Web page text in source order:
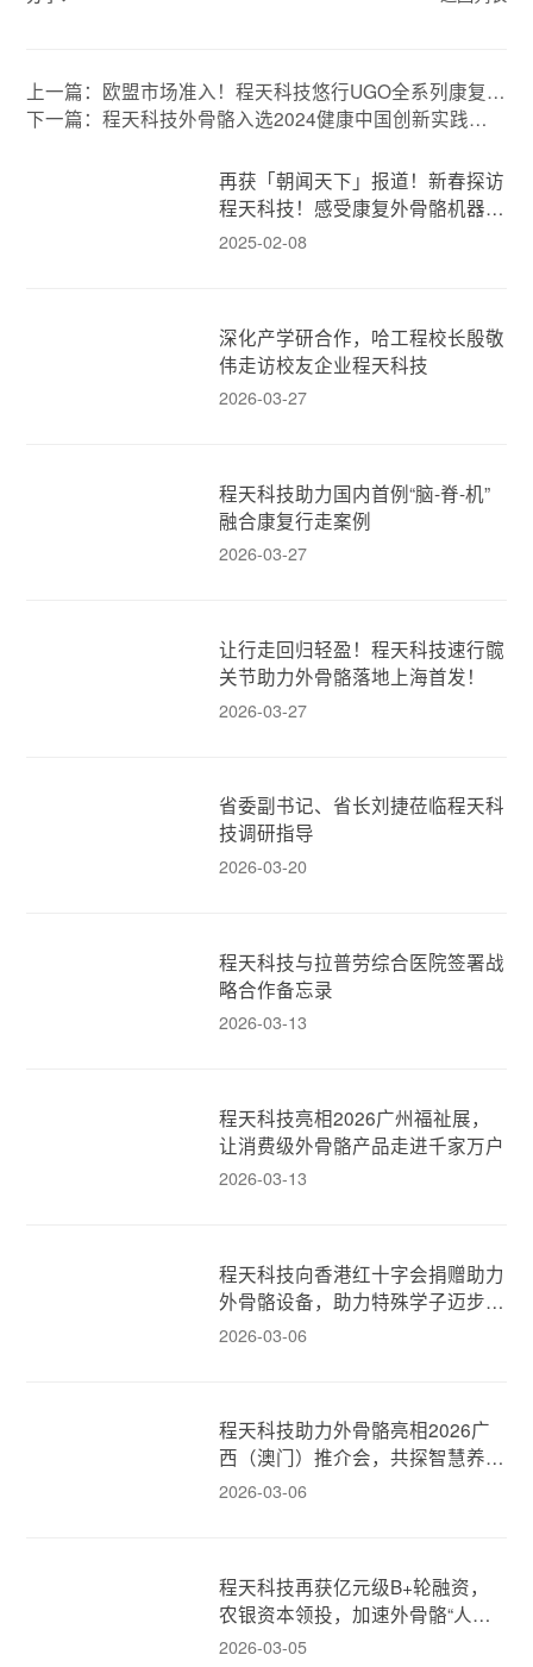
上一篇：欧盟市场准入！程天科技悠行UGO全系列康复外
骨骼获批医疗器械CE认证
下一篇：程天科技外骨骼入选2024健康中国创新实践案
再获「朝闻天下」报道！新春探访
程天科技！感受康复外骨骼机器人
的人文温度！
2025-02-08
深化产学研合作，哈工程校长殷敬
伟走访校友企业程天科技
2026-03-27
程天科技助力国内首例“脑-脊-机”
融合康复行走案例
2026-03-27
让行走回归轻盈！程天科技速行髋
关节助力外骨骼落地上海首发！
2026-03-27
省委副书记、省长刘捷莅临程天科
技调研指导
2026-03-20
程天科技与拉普劳综合医院签署战
略合作备忘录
2026-03-13
程天科技亮相2026广州福祉展，
让消费级外骨骼产品走进千家万户
2026-03-13
程天科技向香港红十字会捐赠助力
外骨骼设备，助力特殊学子迈步新
生！
2026-03-06
程天科技助力外骨骼亮相2026广
西（澳门）推介会，共探智慧养老
新模式！
2026-03-06
程天科技再获亿元级B+轮融资，
农银资本领投，加速外骨骼“人机
融合”新消费时代！
2026-03-05